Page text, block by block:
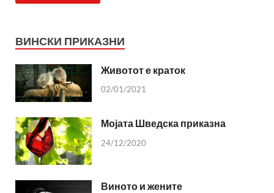
ВИНСКИ ПРИКАЗНИ
Животот е краток
02/01/2021
Мојата Шведска приказна
24/12/2020
Виното и жените